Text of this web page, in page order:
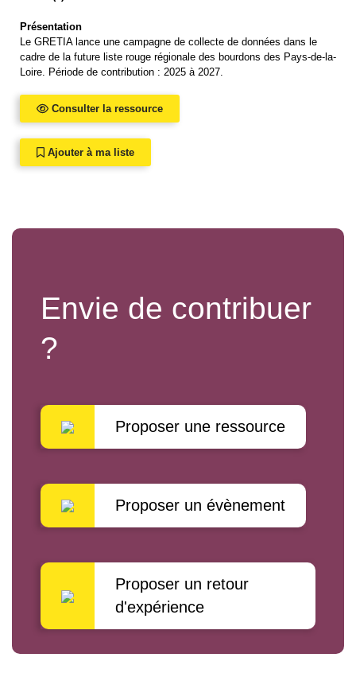
Présentation
Le GRETIA lance une campagne de collecte de données dans le
cadre de la future liste rouge régionale des bourdons des Pays-de-la-
Loire. Période de contribution : 2025 à 2027.
Consulter la ressource
Ajouter à ma liste
Envie de contribuer
?
Proposer une ressource
Proposer un évènement
Proposer un retour
d'expérience